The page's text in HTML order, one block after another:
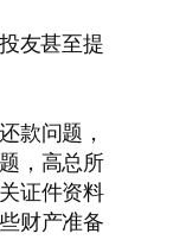
友甚至提
款问题，
，高总所
证件资料
财产准备